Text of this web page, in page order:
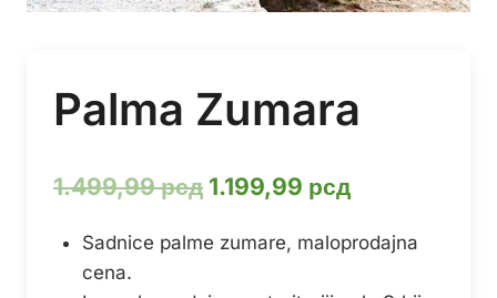
Palma Zumara
1.499,99рсд Оригинална
је
1.199,99 рсд
је:
Sadnice palme zumare, maloprodajna
cena.